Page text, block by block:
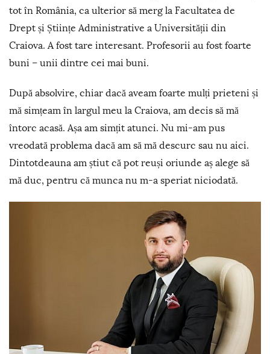
tot în România, ca ulterior să merg la Facultatea de
Drept și Științe Administrative a Universității din
Craiova. A fost tare interesant. Profesorii au fost foarte
buni – unii dintre cei mai buni.
După absolvire, chiar dacă aveam foarte mulți prieteni și
mă simțeam în largul meu la Craiova, am decis să mă
întorc acasă. Așa am simțit atunci. Nu mi-am pus
vreodată problema dacă am să mă descurc sau nu aici.
Dintotdeauna am știut că pot reuși oriunde aș alege să
mă duc, pentru că munca nu m-a speriat niciodată.